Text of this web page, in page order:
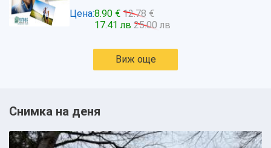
Цена:8.90 € 12.78 €
17.41 лв 25.00 лв
Виж още
Снимка на деня